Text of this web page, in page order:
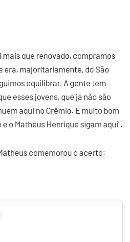
mais que renovado, compramos
era, majoritariamente, do São
equilibrar. A gente tem
esses jovens, que já não são
aqui no Grêmio. É muito bom
e o Matheus Henrique sigam aqui".
comemorou o acerto: